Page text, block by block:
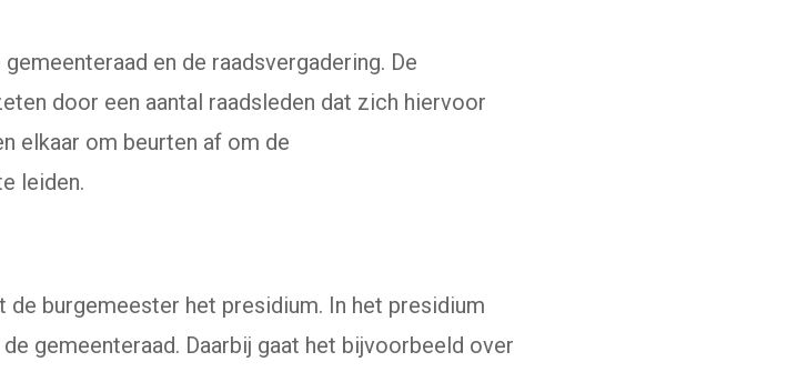
en de raadsvergadering. De
door een aantal raadsleden dat zich hiervoor
elkaar om beurten af om de
leiden.
burgemeester het presidium. In het presidium
gemeenteraad. Daarbij gaat het bijvoorbeeld over